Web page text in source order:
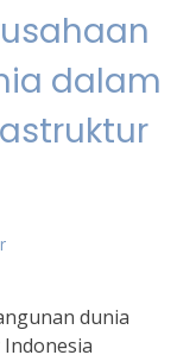
dalam
dunia